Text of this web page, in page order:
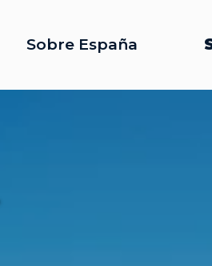
Sobre España